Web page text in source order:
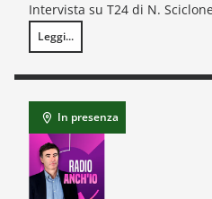
Intervista su T24 di N.
Leggi...
T24 – L’IRPET e la guerra
In presenza